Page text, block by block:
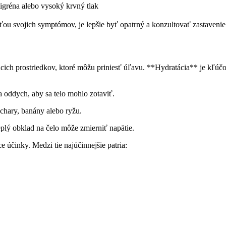
alebo vysoký krvný tlak
svojich symptómov, je lepšie byť opatrný a konzultovať
prostriedkov, ktoré môžu priniesť úľavu. **Hydratácia** je
oddych, aby sa telo mohlo zotaviť.
banány alebo ryžu.
obklad na čelo môže zmierniť napätie.
účinky. Medzi tie najúčinnejšie patria: